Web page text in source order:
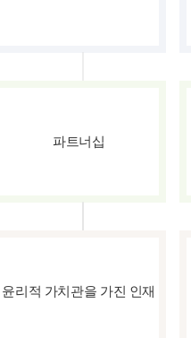
파트너십
윤리적 가치관을 가진 인재